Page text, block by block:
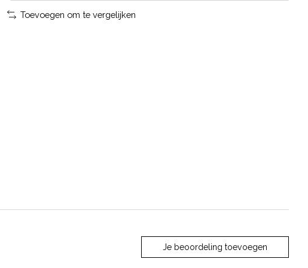
Toevoegen om te vergelijken
Je beoordeling toevoegen